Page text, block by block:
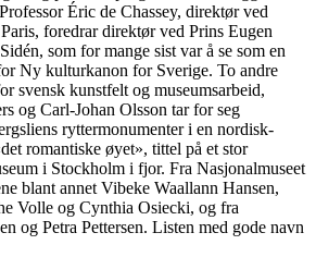
Éric de Chassey, direktør ved
foredrar direktør ved Prins Eugen
som for mange sist var å se som en
Ny kulturkanon for Sverige. To andre
svensk kunstfelt og museumsarbeid,
og Carl-Johan Olsson tar for seg
ryttermonumenter i en nordisk-
romantiske øyet», tittel på et stor
i Stockholm i fjor. Fra Nasjonalmuseet
blant annet Vibeke Waallann Hansen,
Volle og Cynthia Osiecki, og fra
og Petra Pettersen. Listen med gode navn